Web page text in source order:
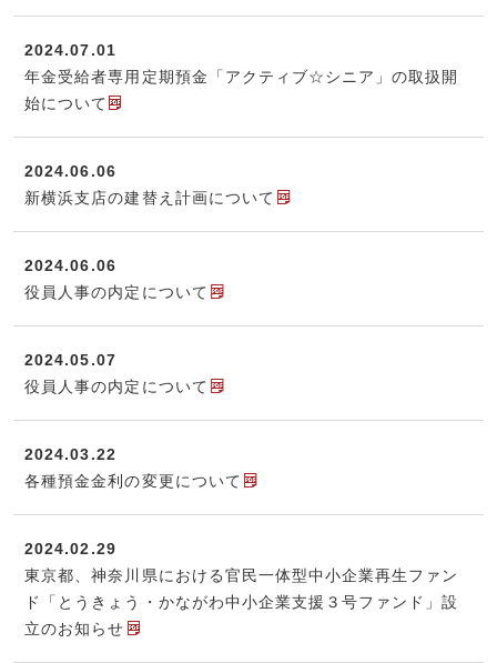
2024.07.01
年金受給者専用定期預金「アクティブ☆シニア」の取扱開
始について
2024.06.06
新横浜支店の建替え計画について
2024.06.06
役員人事の内定について
2024.05.07
役員人事の内定について
2024.03.22
各種預金金利の変更について
2024.02.29
東京都、神奈川県における官民一体型中小企業再生ファン
ド「とうきょう・かながわ中小企業支援３号ファンド」設
立のお知らせ